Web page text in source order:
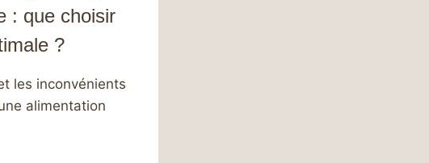
: que choisir
?
les inconvénients
alimentation